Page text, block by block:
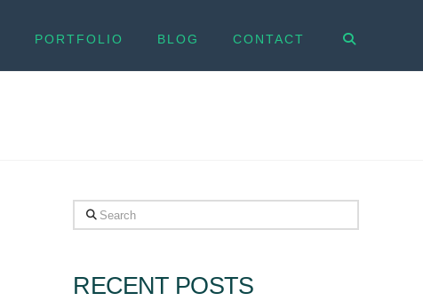
PORTFOLIO BLOG CONTACT
Search
RECENT POSTS